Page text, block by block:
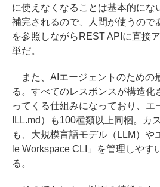
に使えなくなることは基本的にな
補完されるので、人間が使うので
を参照しながらREST APIに直接
単だ。
また、AIエージェントのための
る。すべてのレスポンスが構造化
ってくる仕組みになっており、エ
ILL.md）も100種類以上同梱。カ
も、大規模言語モデル（LLM）や
le Workspace CLI」を管理しやす
る。